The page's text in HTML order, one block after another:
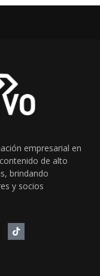
empresarial en
de alto
brindando
y socios